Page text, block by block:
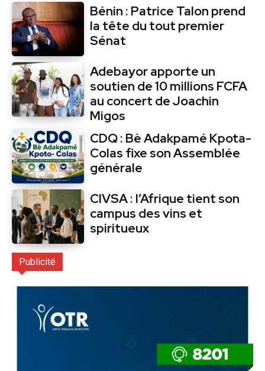
Bénin : Patrice Talon prend
la tête du tout premier
Sénat
Adebayor apporte un
soutien de 10 millions FCFA
au concert de Joachin
Migos
CDQ : Bè Adakpamé Kpota-
Colas fixe son Assemblée
générale
CIVSA : l’Afrique tient son
campus des vins et
spiritueux
Publicité